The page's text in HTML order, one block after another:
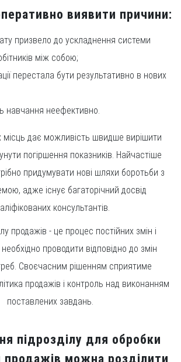
виявити причини:
призвело до ускладнення системи
між собою;
перестала бути результативно в нових
навчання неефективно.
місць дає можливість швидше вирішити
погіршення показників. Найчастіше
придумувати нові шляхи боротьби з
адже існує багаторічний досвід
консультантів.
продажів - це процес постійних змін і
проводити відповідно до змін
Своєчасним рішенням сприятиме
продажів і контроль над виконанням
поставлених завдань.
підрозділу для обробки
продажів можна розділити